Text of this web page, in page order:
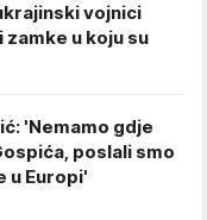
vojnici
u koju su
'Nemamo gdje
poslali smo
u Europi'